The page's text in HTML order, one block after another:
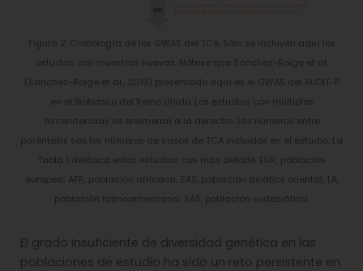
Figura 2. Cronología de los GWAS del TCA. Sólo se incluyen aquí los
estudios con muestras nuevas. Nótese que Sánchez-Roige et al.
(Sanchez-Roige et al., 2019) presentado aquí es el GWAS del AUDIT-P
en el Biobanco del Reino Unido. Los estudios con múltiples
ascendencias se enumeran a la derecha. Los números entre
paréntesis son los números de casos de TCA incluidos en el estudio. La
Tabla 1 destaca estos estudios con más detalle. EUR, población
europea; AFR, población africana; EAS, población asiátics oriental; LA,
población latinoamericana; SAS, población sudasiática.
El grado insuficiente de diversidad genética en las
poblaciones de estudio ha sido un reto persistente en